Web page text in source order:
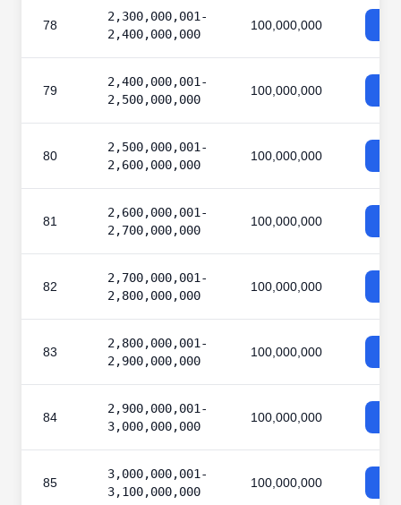
78
2,300,000,001-
2,400,000,000
100,000,000
79
2,400,000,001-
2,500,000,000
100,000,000
80
2,500,000,001-
2,600,000,000
100,000,000
81
2,600,000,001-
2,700,000,000
100,000,000
82
2,700,000,001-
2,800,000,000
100,000,000
83
2,800,000,001-
2,900,000,000
100,000,000
84
2,900,000,001-
3,000,000,000
100,000,000
85
3,000,000,001-
3,100,000,000
100,000,000